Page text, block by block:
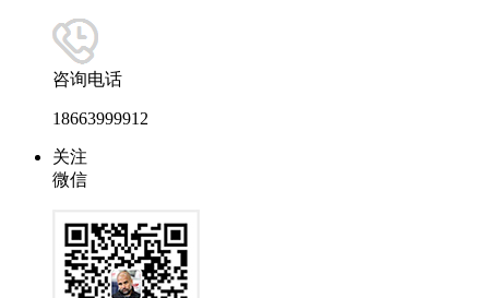
咨询电话
18663999912
关注
微信